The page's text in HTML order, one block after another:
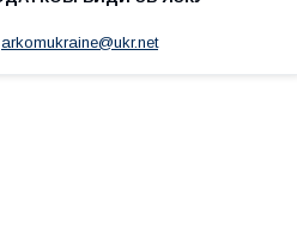
arkomukraine@ukr.net